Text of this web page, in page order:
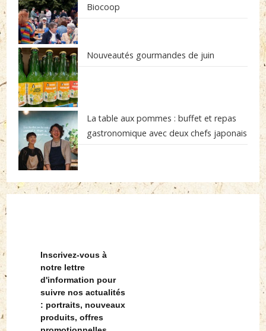
Biocoop
Nouveautés gourmandes de juin
La table aux pommes : buffet et repas
gastronomique avec deux chefs japonais
Inscrivez-vous à
notre lettre
d'information pour
suivre nos actualités
: portraits, nouveaux
produits, offres